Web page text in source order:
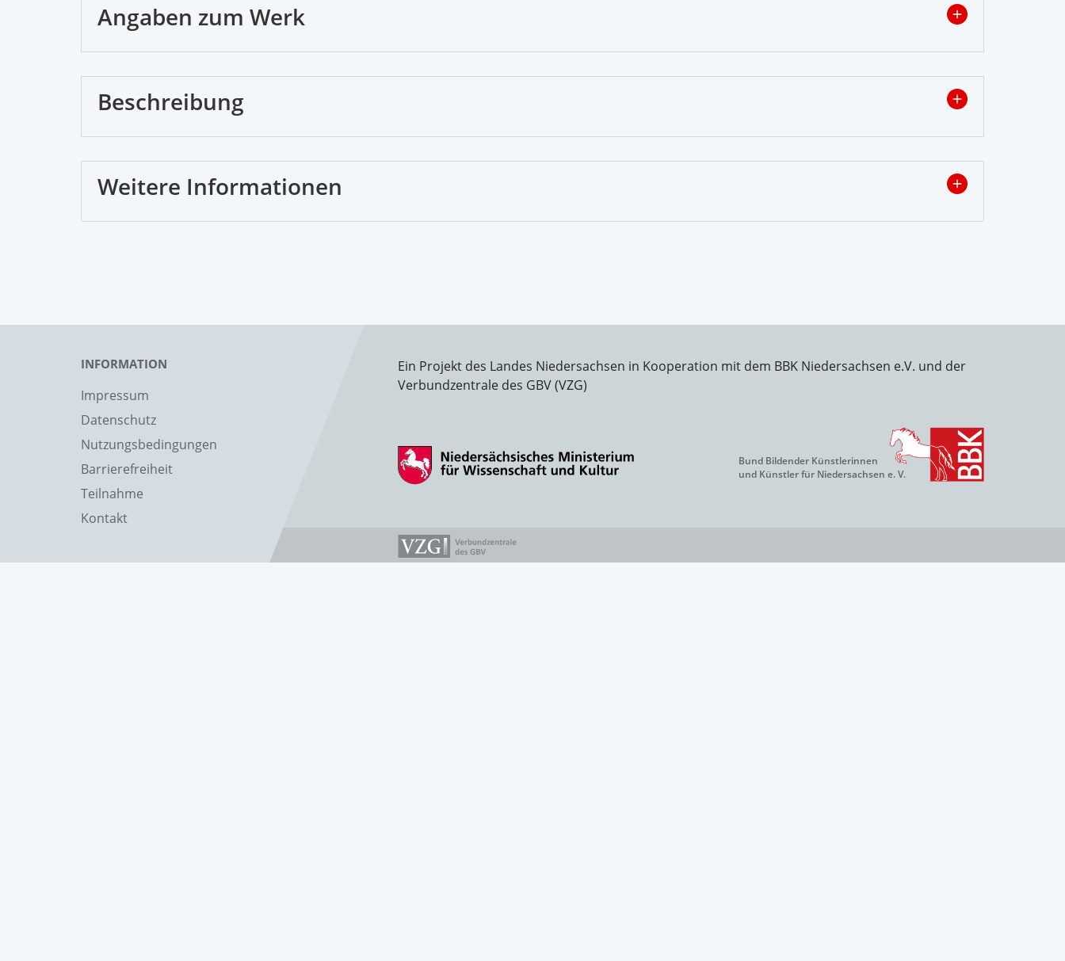
Angaben zum Werk
Beschreibung
Weitere Informationen
INFORMATION
Impressum
Datenschutz
Nutzungsbedingungen
Barrierefreiheit
Teilnahme
Kontakt
Ein Projekt des Landes Niedersachsen in Kooperation mit dem BBK Niedersachsen e.V. und der
Verbundzentrale des GBV (VZG)
Bund Bildender Künstlerinnen
und Künstler für Niedersachsen e. V.